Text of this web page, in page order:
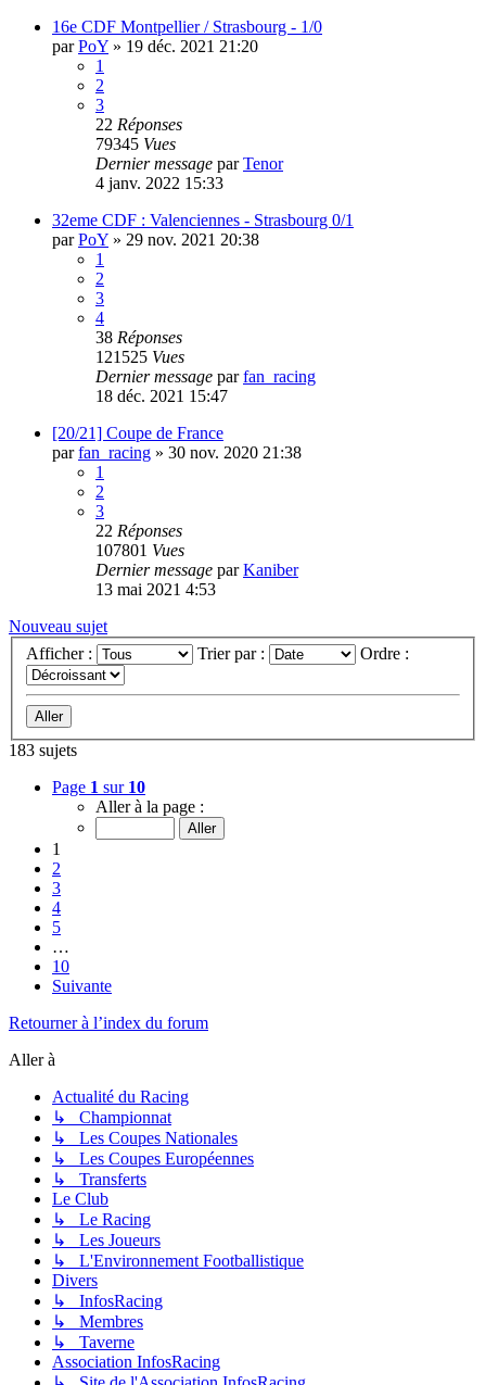
16e CDF Montpellier / Strasbourg - 1/0
parPoY » 19 déc. 2021 21:20
1
2
3
22 Réponses
79345 Vues
Dernier message parTenor
4 janv. 2022 15:33
32eme CDF : Valenciennes - Strasbourg 0/1
parPoY » 29 nov. 2021 20:38
1
2
3
4
38 Réponses
121525 Vues
Dernier message parfan_racing
18 déc. 2021 15:47
[20/21] Coupe de France
parfan_racing » 30 nov. 2020 21:38
1
2
3
22 Réponses
107801 Vues
Dernier message parKaniber
13 mai 2021 4:53
Nouveau sujet
Afficher :
Trier par : Ordre :
183 sujets
Page 1 sur 10
Aller à la page :
1
2
3
4
5
…
10
Suivante
Retourner à l’index du forum
Aller à
Actualité du Racing
↳ Championnat
↳ Les Coupes Nationales
↳ Les Coupes Européennes
↳ Transferts
Le Club
↳ Le Racing
↳ Les Joueurs
↳ L'Environnement Footballistique
Divers
↳ InfosRacing
↳ Membres
↳ Taverne
Association InfosRacing